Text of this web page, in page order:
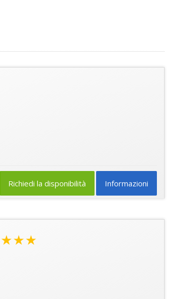
Informazioni
Richiedi la disponibilità
★★★